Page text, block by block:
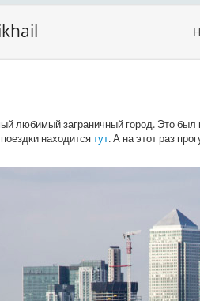
любимый заграничный город. Это
находитсятут. А на этот раз